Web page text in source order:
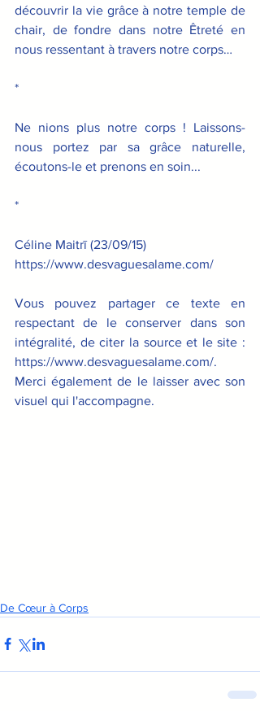
découvrir la vie grâce à notre temple de
chair, de fondre dans notre Êtreté en
nous ressentant à travers notre corps…
*
Ne nions plus notre corps ! Laissons-
nous portez par sa grâce naturelle,
écoutons-le et prenons en soin...
*
Céline Maitrī (23/09/15)
https://www.desvaguesalame.com/
Vous pouvez partager ce texte en
respectant de le conserver dans son
intégralité, de citer la source et le site :
https://www.desvaguesalame.com/.
Merci également de le laisser avec son
visuel qui l'accompagne.
De Cœur à Corps